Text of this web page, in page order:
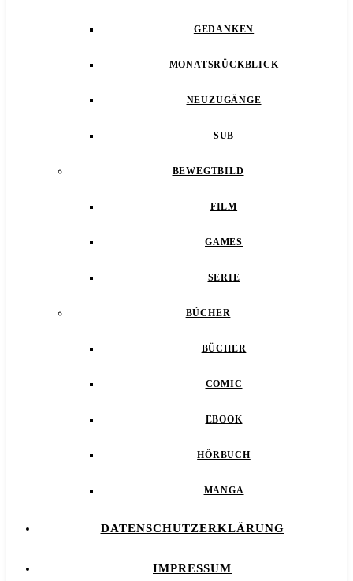
GEDANKEN
MONATSRÜCKBLICK
NEUZUGÄNGE
SUB
BEWEGTBILD
FILM
GAMES
SERIE
BÜCHER
BÜCHER
COMIC
EBOOK
HÖRBUCH
MANGA
DATENSCHUTZERKLÄRUNG
IMPRESSUM